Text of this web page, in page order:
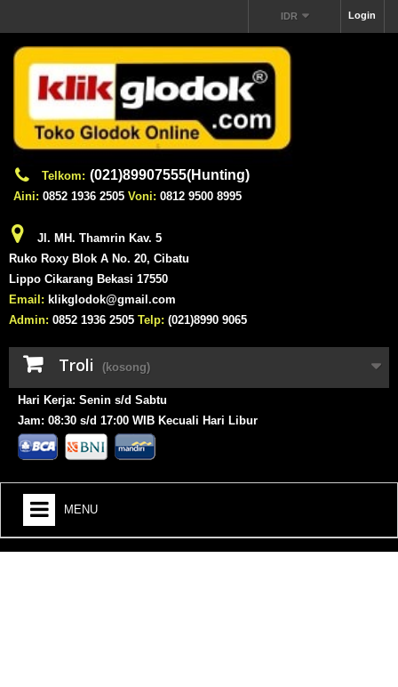
Login
IDR
Telkom: (021)89907555(Hunting)
Aini: 0852 1936 2505 Voni: 0812 9500 8995
Jl. MH. Thamrin Kav. 5
Ruko Roxy Blok A No. 20, Cibatu
Lippo Cikarang Bekasi 17550
Email: klikglodok@gmail.com
Admin: 0852 1936 2505 Telp: (021)8990 9065
Troli (kosong)
Hari Kerja: Senin s/d Sabtu
Jam: 08:30 s/d 17:00 WIB Kecuali Hari Libur
MENU